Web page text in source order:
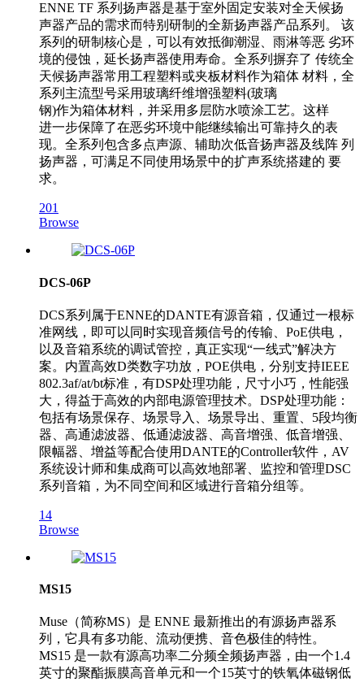
ENNE TF 系列扬声器是基于室外固定安装对全天候扬
声器产品的需求而特别研制的全新扬声器产品系列。 该
系列的研制核心是，可以有效抵御潮湿、雨淋等恶 劣环
境的侵蚀，延长扬声器使用寿命。全系列摒弃了 传统全
天候扬声器常用工程塑料或夹板材料作为箱体 材料，全
系列主流型号采用玻璃纤维增强塑料(玻璃
钢)作为箱体材料，并采用多层防水喷涂工艺。这样
进一步保障了在恶劣环境中能继续输出可靠持久的表
现。全系列包含多点声源、辅助次低音扬声器及线阵 列
扬声器，可满足不同使用场景中的扩声系统搭建的 要
求。
201
Browse
DCS-06P
DCS系列属于ENNE的DANTE有源音箱，仅通过一根标
准网线，即可以同时实现音频信号的传输、PoE供电，
以及音箱系统的调试管控，真正实现“一线式”解决方
案。内置高效D类数字功放，POE供电，分别支持IEEE
802.3af/at/bt标准，有DSP处理功能，尺寸小巧，性能强
大，得益于高效的内部电源管理技术。DSP处理功能：
包括有场景保存、场景导入、场景导出、重置、5段均衡
器、高通滤波器、低通滤波器、高音增强、低音增强、
限幅器、增益等配合使用DANTE的Controller软件，AV
系统设计师和集成商可以高效地部署、监控和管理DSC
系列音箱，为不同空间和区域进行音箱分组等。
14
Browse
MS15
Muse（简称MS）是 ENNE 最新推出的有源扬声器系
列，它具有多功能、流动便携、音色极佳的特性。
MS15 是一款有源高功率二分频全频扬声器，由一个1.4
英寸的聚酯振膜高音单元和一个15英寸的铁氧体磁钢低